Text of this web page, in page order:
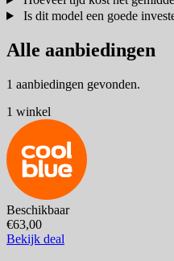
Is dit model een goede
Alle aanbiedingen
1 aanbiedingen gevonden.
1 winkel
Beschikbaar
€63,00
Bekijk deal